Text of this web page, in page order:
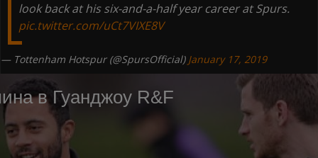
look back at his six-and-a-half year career at Spurs.
pic.twitter.com/uCt7VIXE8V
— Tottenham Hotspur (@SpursOfficial) January 17, 2019